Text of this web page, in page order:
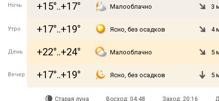
Ночь +15°..+17° Малооблачно 3
Утро +17°..+19° Ясно, без осадков 4
День +22°..+24° Малооблачно 5
Вечер +17°..+19° Ясно, без осадков 5
Старая луна Восход: 04:48 Заход: 20:16